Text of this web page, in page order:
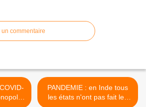
un commentaire
PANDEMIE : en Inde tous
les états n'ont pas fait les